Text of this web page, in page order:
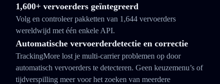
1,600+ vervoerders geïntegreerd
Volg en controleer pakketten van 1,644 vervoerders
wereldwijd met één enkele API.
Automatische vervoerderdetectie en correctie
TrackingMore lost je multi-carrier problemen op door
automatisch vervoerders te detecteren. Geen keuzemenu’s of
tijdverspilling meer voor het zoeken van meerdere